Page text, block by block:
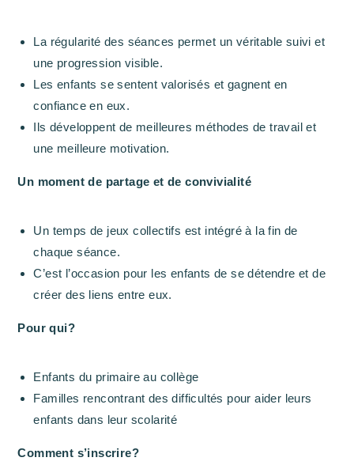
La régularité des séances permet un véritable suivi et
une progression visible.
Les enfants se sentent valorisés et gagnent en
confiance en eux.
Ils développent de meilleures méthodes de travail et
une meilleure motivation.
Un moment de partage et de convivialité
Un temps de jeux collectifs est intégré à la fin de
chaque séance.
C’est l’occasion pour les enfants de se détendre et de
créer des liens entre eux.
Pour qui?
Enfants du primaire au collège
Familles rencontrant des difficultés pour aider leurs
enfants dans leur scolarité
Comment s’inscrire?